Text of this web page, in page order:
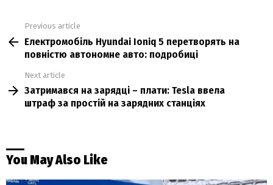
more
Previous article
Електромобіль Hyundai Ioniq 5 перетворять на
повністю автономне авто: подробиці
Next article
Затримався на зарядці – плати: Tesla ввела
штраф за простій на зарядних станціях
You May Also Like